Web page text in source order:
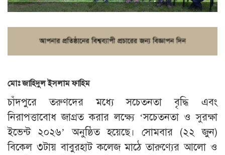
মোঃ জাহিদুল ইসলাম ফাহিম
চাঁদপুরে তরুণদের মধ্যে সচেতনতা বৃদ্ধি এবং
নিরাপত্তাবোধ জাগ্রত করার লক্ষ্যে ‘সচেতনতা ও সুরক্ষা
ইভেন্ট ২০২৬’ অনুষ্ঠিত হয়েছে। সোমবার (২২ জুন)
বিকেল ৩টায় বাবুরহাট কলেজ মাঠে তারুণ্যের আলো ও